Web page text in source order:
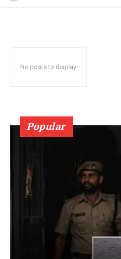
No posts to display
Popular